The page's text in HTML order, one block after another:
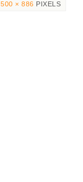
500 × 886 PIXELS